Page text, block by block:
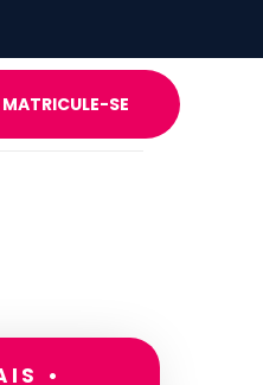
MATRICULE-SE
•